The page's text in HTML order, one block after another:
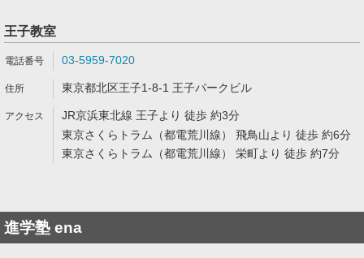
王子教室
03-5959-7020
東京都北区王子1-8-1 王子パークビル
JR京浜東北線 王子より 徒歩 約3分
東京さくらトラム（都電荒川線） 飛鳥山より 徒歩 約6分
東京さくらトラム（都電荒川線） 栄町より 徒歩 約7分
進学塾 ena